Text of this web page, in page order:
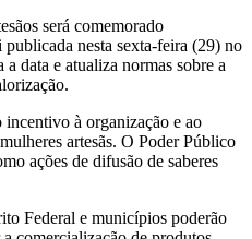
será comemorado
nesta sexta-feira (29) no
data e atualiza normas sobre a
à organização e ao
artesãs. O Poder Público
ações de difusão de saberes
Federal e municípios poderão